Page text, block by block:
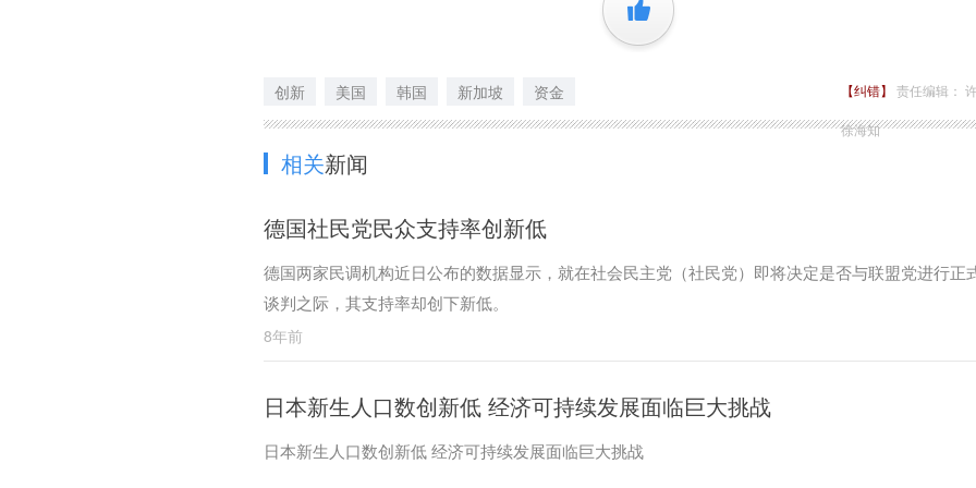
+1
创新 美国 韩国 新加坡 资金 【纠错】 责任编辑：
徐海知
相关新闻
德国社民党民众支持率创新低
德国两家民调机构近日公布的数据显示，就在社会民主党（社民党）即将决定是否与联盟党进行正
谈判之际，其支持率却创下新低。
8年前
日本新生人口数创新低 经济可持续发展面临巨大挑战
日本新生人口数创新低 经济可持续发展面临巨大挑战